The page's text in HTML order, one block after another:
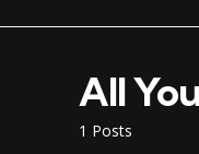
1 Posts
All